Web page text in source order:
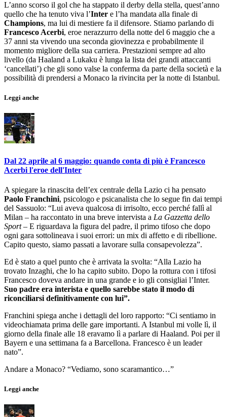
L’anno scorso il gol che ha stappato il derby della stella, quest’anno
quello che ha tenuto viva l’Inter e l’ha mandata alla finale di
Champions, ma lui di mestiere fa il difensore. Stiamo parlando di
Francesco Acerbi, eroe nerazzurro della notte del 6 maggio che a
37 anni sta vivendo una seconda giovinezza e probabilmente il
momento migliore della sua carriera. Prestazioni sempre ad alto
livello (da Haaland a Lukaku è lunga la lista dei grandi attaccanti
‘cancellati’) che gli sono valse la conferma da parte della società e la
possibilità di prendersi a Monaco la rivincita per la notte di Istanbul.
Leggi anche
Dal 22 aprile al 6 maggio: quando conta di più è Francesco
Acerbi l'eroe dell'Inter
A spiegare la rinascita dell’ex centrale della Lazio ci ha pensato
Paolo Franchini, psicologo e psicanalista che lo segue fin dai tempi
del Sassuolo: “Lui aveva qualcosa di irrisolto, ecco perché fallì al
Milan – ha raccontato in una breve intervista a La Gazzetta dello
Sport– E riguardava la figura del padre, il primo tifoso che dopo
ogni gara sottolineava i suoi errori: un mix di affetto e di ribellione.
Capito questo, siamo passati a lavorare sulla consapevolezza”.
Ed è stato a quel punto che è arrivata la svolta: “Alla Lazio ha
trovato Inzaghi, che lo ha capito subito. Dopo la rottura con i tifosi
Francesco doveva andare in una grande e io gli consigliai l’Inter.
Suo padre era interista e quello sarebbe stato il modo di
riconciliarsi definitivamente con lui”.
Franchini spiega anche i dettagli del loro rapporto: “Ci sentiamo in
videochiamata prima delle gare importanti. A Istanbul mi volle lì, il
giorno della finale alle 18 eravamo lì a parlare di Haaland. Poi per il
Bayern e una settimana fa a Barcellona. Francesco è un leader
nato”.
Andare a Monaco? “Vediamo, sono scaramantico…”
Leggi anche